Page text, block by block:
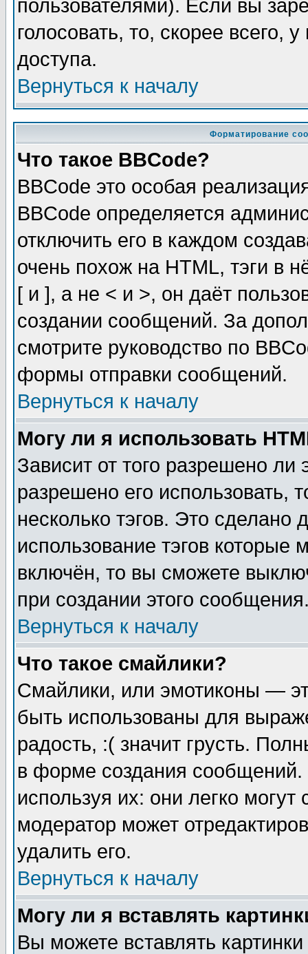
пользователями). Если вы
голосовать, то, скорее всего,
доступа.
Вернуться к началу
Форматирование
Что такое BBCode?
BBCode это особая
BBCode определяется
отключить его в каждом
очень похож на HTML, тэги в
[ и ], а не < и >, он даёт
создании сообщений. За
смотрите руководство по
формы отправки сообщений.
Вернуться к началу
Могу ли я использовать
Зависит от того разрешено
разрешено его использовать,
несколько тэгов. Это сделано
использование тэгов
включён, то вы сможете
при создании этого
Вернуться к началу
Что такое смайлики?
Смайлики, или эмотиконы —
быть использованы для
радость, :( значит грусть.
в форме создания сообщений.
используя их: они легко
модератор может
удалить его.
Вернуться к началу
Могу ли я вставлять
Вы можете вставлять